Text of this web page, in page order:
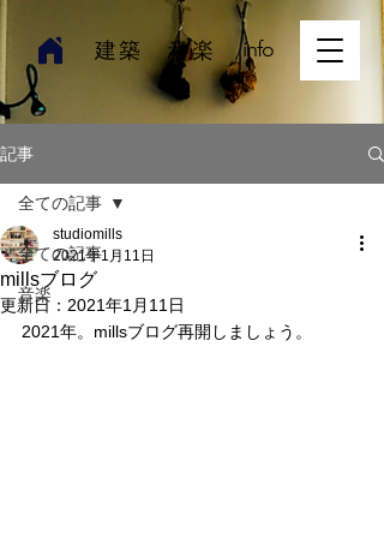
​建築 音楽 info
記事
全ての記事
音楽
全ての記事
millsブログ
studiomills
2021年1月11日
更新日： 2021年1月11日
2021年。millsブログ再開しましょう。